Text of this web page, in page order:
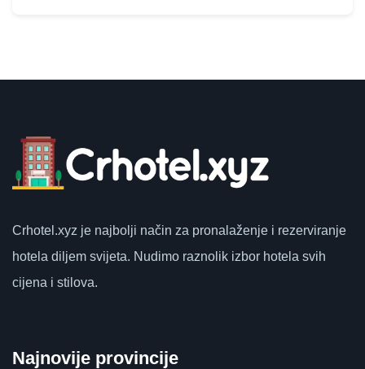
Crhotel.xyz je najbolji način za pronalaženje i rezerviranje
hotela diljem svijeta. Nudimo raznolik izbor hotela svih
cijena i stilova.
Najnovije provincije